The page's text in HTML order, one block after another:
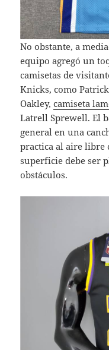
No obstante, a
equipo agregó un
camisetas de
Knicks, como
Oakley,camiseta
Latrell Sprewell. El
general en una
practica al aire libre
superficie debe ser
obstáculos.